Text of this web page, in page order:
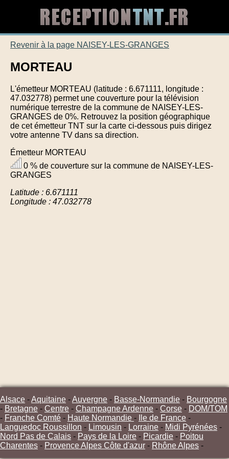
Revenir à la page NAISEY-LES-GRANGES
MORTEAU
L'émetteur MORTEAU (latitude : 6.671111, longitude :
47.032778) permet une couverture pour la télévision
numérique terrestre de la commune de NAISEY-LES-
GRANGES de 0%. Retrouvez la position géographique
de cet émetteur TNT sur la carte ci-dessous puis dirigez
votre antenne TV dans sa direction.
Émetteur MORTEAU
0 % de couverture sur la commune de NAISEY-LES-
GRANGES
Latitude : 6.671111
Longitude : 47.032778
Alsace -Aquitaine -Auvergne - Basse-Normandie - Bourgogne
- Bretagne - Centre - Champagne Ardenne - Corse - DOM/TOM
- Franche Comté - Haute Normandie - Ile de France -
Languedoc Roussillon - Limousin - Lorraine - Midi Pyrénées -
Nord Pas de Calais - Pays de la Loire - Picardie - Poitou
Charentes - Provence Alpes Côte d'azur - Rhône Alpes -